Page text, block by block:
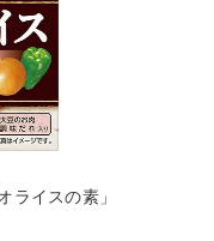
ライスの素」